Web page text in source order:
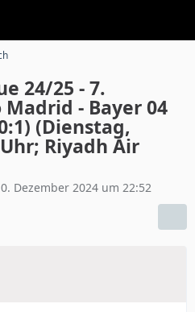
24/25 - 7.
- Bayer 04
(Dienstag,
Riyadh Air
Dezember 2024 um 22:52